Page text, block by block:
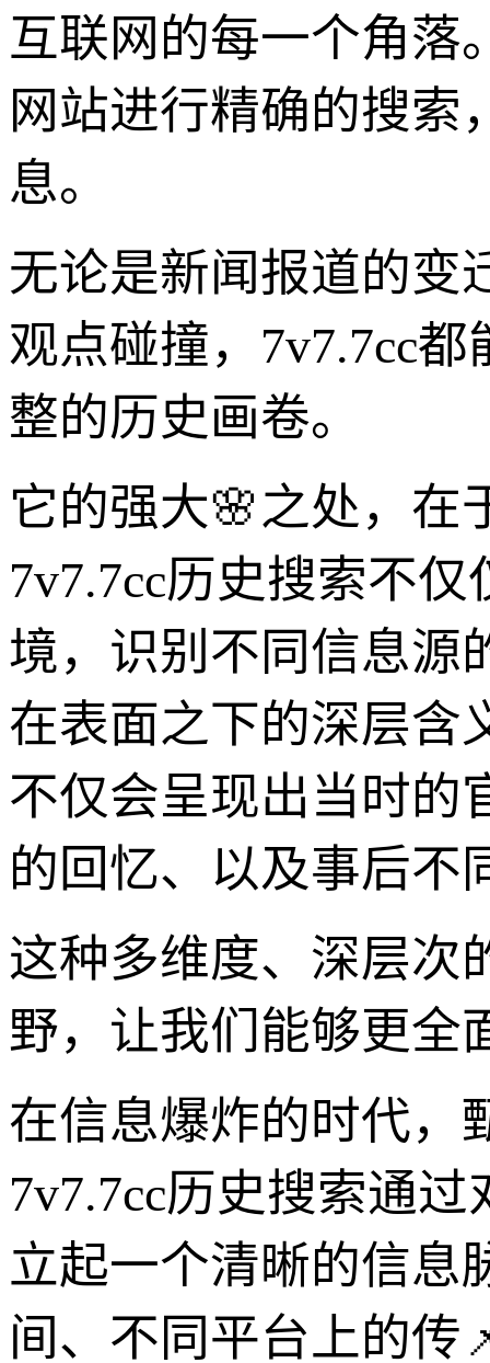
互联网的每一个角落
网站进行精确的搜索
息。
无论是新闻报道的变
观点碰撞，7v7.7cc
整的历史画卷。
它的强大🌸之处，在
7v7.7cc历史搜索不
境，识别不同信息源
在表面之下的深层含
不仅会呈现出当时的
的回忆、以及事后不
这种多维度、深层次
野，让我们能够更全
在信息爆炸的时代，
7v7.7cc历史搜索通
立起一个清晰的信息
间、不同平台上的传